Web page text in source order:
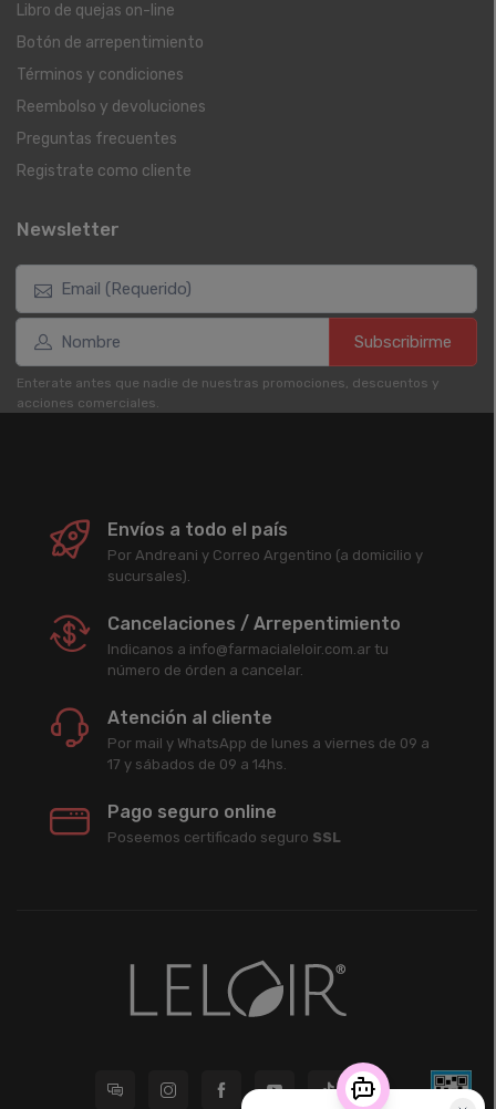
Libro de quejas on-line
Botón de arrepentimiento
Términos y condiciones
Reembolso y devoluciones
Preguntas frecuentes
Registrate como cliente
Newsletter
Subscribirme
Enterate antes que nadie de nuestras promociones, descuentos y
acciones comerciales.
Envíos a todo el país
Por Andreani y Correo Argentino (a domicilio y
sucursales).
Cancelaciones / Arrepentimiento
Indicanos a info@farmacialeloir.com.ar tu
número de órden a cancelar.
Atención al cliente
Por mail y WhatsApp de lunes a viernes de 09 a
17 y sábados de 09 a 14hs.
Pago seguro online
Poseemos certificado seguro SSL